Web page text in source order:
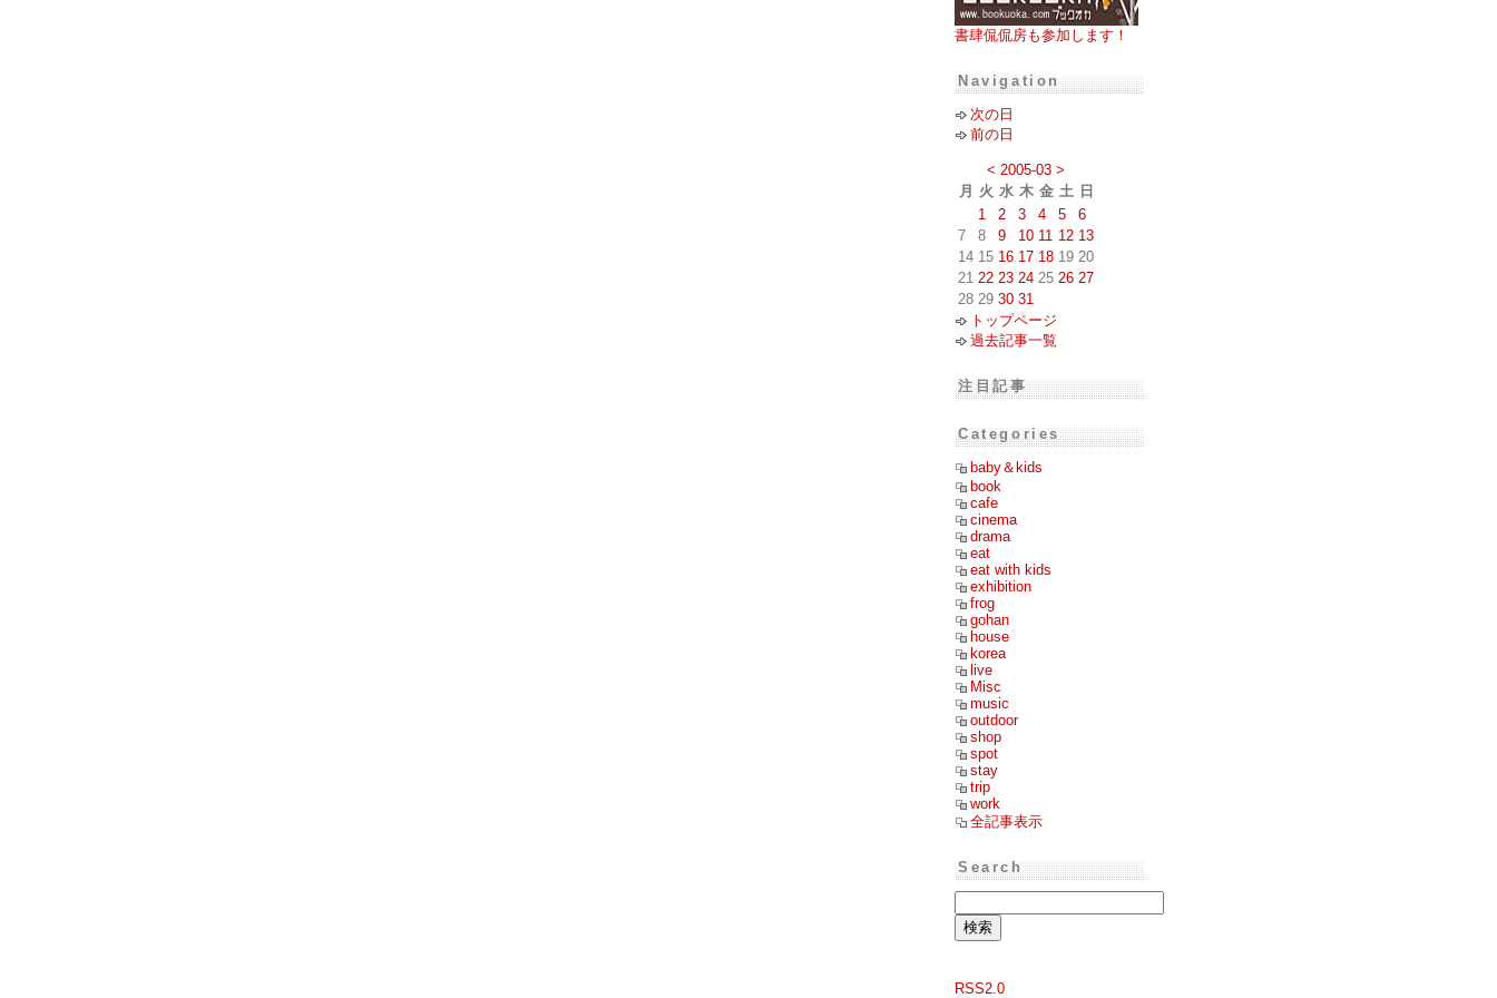
書肆侃侃房も参加します！
Navigation
次の日
前の日
< 2005-03 >
月
火 水 木 金 土 日
1
2 3 4 5
6
7
8 9 10 11 12 13
14 15 16 17 18 19 20
21 22 23 24 25 26 27
28 29 30 31
トップページ
過去記事一覧
注目記事
Categories
baby＆kids
book
cafe
cinema
drama
eat
eat with kids
exhibition
frog
gohan
house
korea
live
Misc
music
outdoor
shop
spot
stay
trip
work
全記事表示
Search
RSS2.0